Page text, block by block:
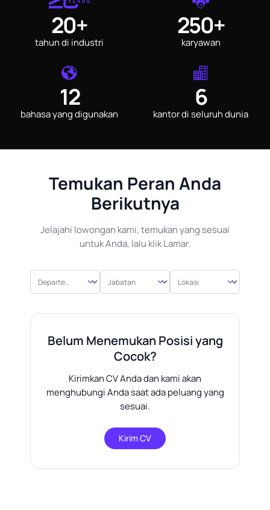
20+
tahun di industri
250+
karyawan
12
bahasa yang digunakan
6
kantor di seluruh dunia
Temukan Peran Anda
Berikutnya
Jelajahi lowongan kami, temukan yang sesuai
untuk Anda, lalu klik Lamar.
Departemen Jabatan Lokasi
Belum Menemukan Posisi yang
Cocok?
Kirimkan CV Anda dan kami akan
menghubungi Anda saat ada peluang yang
sesuai.
Kirim CV